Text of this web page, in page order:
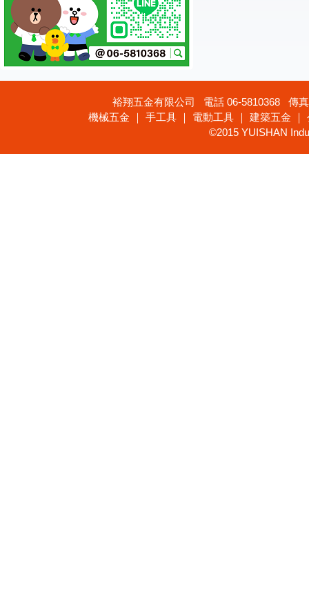
裕翔五金有限公司 電話 06-5810368 傳
機械五金 ｜ 手工具 ｜ 電動工具 ｜ 建築五金
©2015 YUISHAN